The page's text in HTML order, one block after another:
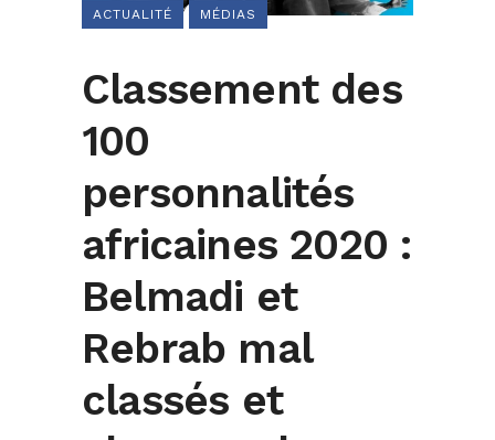
ACTUALITÉ MÉDIAS
Classement des
100
personnalités
africaines 2020 :
Belmadi et
Rebrab mal
classés et